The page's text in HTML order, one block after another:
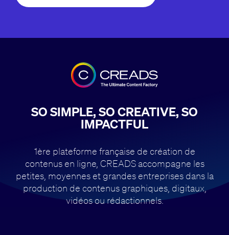
SO SIMPLE, SO CREATIVE, SO
IMPACTFUL
1ère plateforme française de création de
contenus en ligne, CREADS accompagne les
petites, moyennes et grandes entreprises dans la
production de contenus graphiques, digitaux,
vidéos ou rédactionnels.